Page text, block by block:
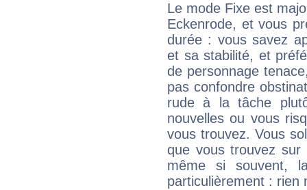
Le mode Fixe est
Eckenrode, et vous
durée : vous savez
et sa stabilité, et
de personnage
pas confondre
rude à la tâche
nouvelles ou vous
vous trouvez. Vous
que vous trouvez
même si souvent,
particulièrement : rien